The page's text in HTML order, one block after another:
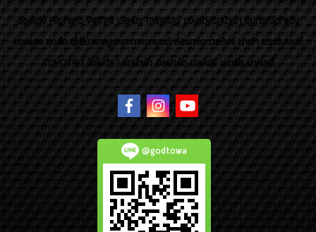
ของเเต่ง Alphard Vellfire Lexus Majesty ของเเต่งรถนำเข้า อุปกรณ์ตกแต่ง
ของแต่ง ชุดล้อ ผู้เชี่ยวชาญเฉพาะทางรถยนต์ อัลพาร์ด เวลไฟร์ นำเข้า ประดับยนต์
TOYOTA ( โตโยต้า ) รถนำเข้า อัลพาร์ด เวลไฟร์ เลกซัส มาเจสตี้
@godtowa